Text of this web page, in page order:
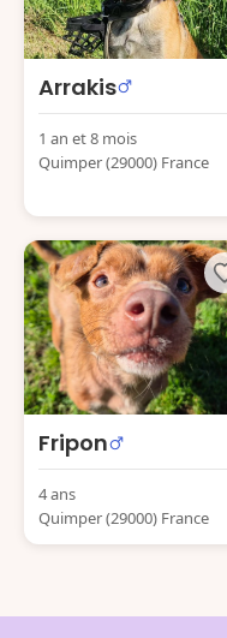
Arrakis
1 an et 8 mois
Quimper (29000) France
Fripon
4 ans
Quimper (29000) France